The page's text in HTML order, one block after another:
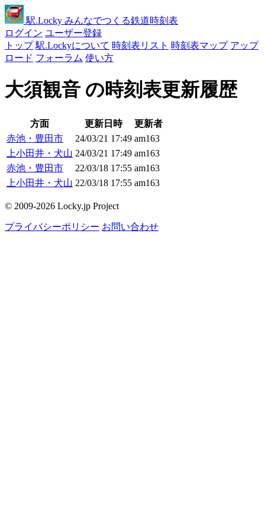
駅.Locky みんなでつくる鉄道時刻表
ログイン ユーザー登録
トップ 駅.Lockyについて 時刻表リスト 時刻表マップ アップ
ロード フォーラム 使い方
大須観音 の時刻表更新履歴
方面 更新日時
更新者
赤池・豊田市
24/03/21 17:49 am163
上小田井・犬山 24/03/21 17:49 am163
赤池・豊田市
22/03/18 17:55 am163
上小田井・犬山 22/03/18 17:55 am163
© 2009-2026 Locky.jp Project
プライバシーポリシー お問い合わせ